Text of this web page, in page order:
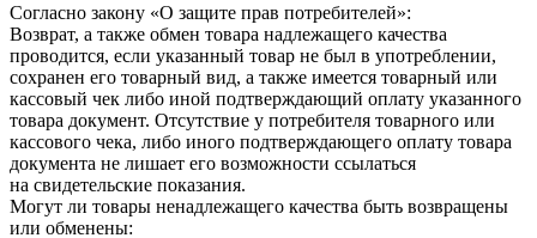
Согласно закону «О защите прав потребителей»:
Возврат, а также обмен товара надлежащего качества
проводится, если указанный товар не был в употреблении,
сохранен его товарный вид, а также имеется товарный или
кассовый чек либо иной подтверждающий оплату указанного
товара документ. Отсутствие у потребителя товарного или
кассового чека, либо иного подтверждающего оплату товара
документа не лишает его возможности ссылаться
на свидетельские показания.
Могут ли товары ненадлежащего качества быть возвращены
или обменены: